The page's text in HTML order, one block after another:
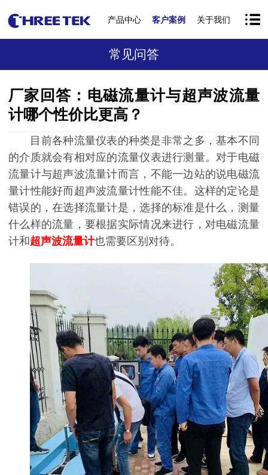
产品中心 客户案例 关于我们
常见问答
厂家回答：电磁流量计与超声波流量
计哪个性价比更高？
目前各种流量仪表的种类是非常之多，基本不同
的介质就会有相对应的流量仪表进行测量。对于电磁
流量计与超声波流量计而言，不能一边站的说电磁流
量计性能好而超声波流量计性能不佳。这样的定论是
错误的，在选择流量计是，选择的标准是什么，测量
什么样的流量，要根据实际情况来进行，对电磁流量
计和超声波流量计也需要区别对待。